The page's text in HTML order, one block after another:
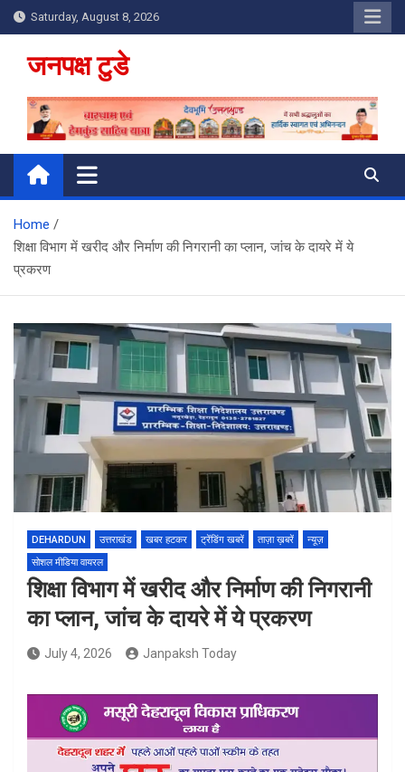
Skip
to
content
Saturday, August 8, 2026
जनपक्ष टुडे
Home
शिक्षा विभाग में खरीद और निर्माण की निगरानी का प्लान, जांच के दायरे में ये
प्रकरण
DEHARDUN उत्तराखंड खबर हटकर ट्रेंडिंग खबरें ताज़ा ख़बरें
न्यूज़
सोशल मीडिया वायरल
शिक्षा विभाग में खरीद और निर्माण की निगरानी
का प्लान, जांच के दायरे में ये प्रकरण
July 4, 2026 Janpaksh Today